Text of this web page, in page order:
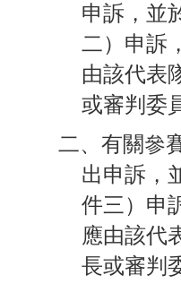
申訴，並
二）申訴
由該代表
或審判委
二、有關參
出申訴，
件三）申
應由該代
長或審判